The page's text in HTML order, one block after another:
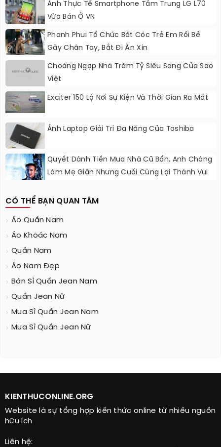
Ảnh Thực Tế Smartphone Tầm Trung LG L70
Vừa Bán Ở VN
Phanh Phui Tổ Chức Bắt Cóc Trẻ Em Rồi Bẻ
Gãy Chân Tay, Bắt Đi Ăn Xin
Choáng Ngợp Nhà Trăm Tỷ Siêu Sang Của Sao
Việt
Exciter 150 Lộ Nơi Sự Kiện Và Thời Gian Ra Mắt
Ảnh Laptop Giải Trí Đa Năng Của Toshiba
Quyết Dành Tiền Mua Nhà Cũ Bẩn, Anh Chàng
Làm Mẹ Giận Nhưng Cuối Cùng Lại Thành Vui
CÓ THỂ BẠN QUAN TÂM
Áo Quần Nam
Áo Khoác Nam
Quần Nam
Áo Nam Đẹp
Bán Sỉ Quần Jean Nam
Quần Jean Nữ
Mua Sỉ Quần Jean Nam
Mua Sỉ Quần Jean Nữ
KIENTHUCONLINE.ORG
Website là sự tổng hợp kiến thức online từ nhiều nguồn
hữu ích
Liên hệ: